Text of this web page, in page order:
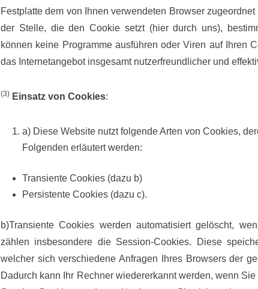
Festplatte dem von Ihnen verwendeten Browser
der Stelle, die den Cookie setzt (hier durch uns),
können keine Programme ausführen oder Viren auf Ihren
das Internetangebot insgesamt nutzerfreundlicher und
(3) Einsatz von Cookies:
a) Diese Website nutzt folgende Arten von Cookies,
Folgenden erläutert werden:
Transiente Cookies (dazu b)
Persistente Cookies (dazu c).
b)Transiente Cookies werden automatisiert gelöscht,
zählen insbesondere die Session-Cookies. Diese
welcher sich verschiedene Anfragen Ihres Browsers der
Dadurch kann Ihr Rechner wiedererkannt werden, wenn